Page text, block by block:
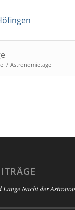
/ Astronomietage
Lange Nacht der